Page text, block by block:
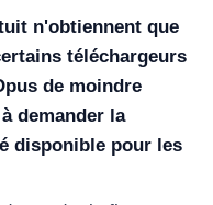
n'obtiennent que
téléchargeurs
de moindre
demander la
disponible pour les